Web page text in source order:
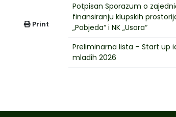
Print
Potpisan Sporazum o
finansiranju klupskih
„Pobjeda“ i NK „Usora“
Preliminarna lista – Start up
mladih 2026